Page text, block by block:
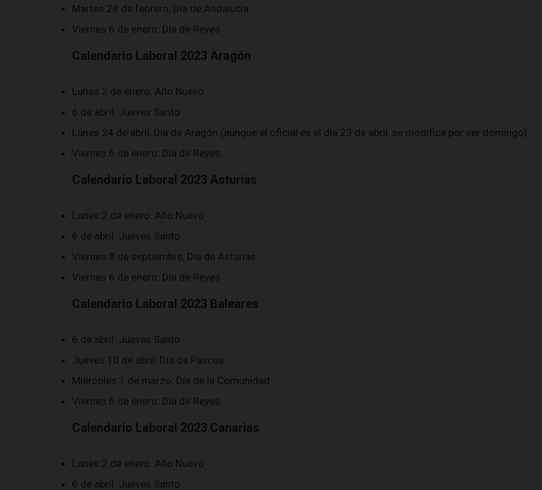
Martes 28 de febrero, Día de Andalucía
Viernes 6 de enero: Día de Reyes
Calendario Laboral 2023 Aragón
Lunes 2 de enero: Año Nuevo
6 de abril: Jueves Santo
Lunes 24 de abril, Día de Aragón (aunque el oficial es el día 23 de abril, se modifica por ser domingo)
Viernes 6 de enero: Día de Reyes
Calendario Laboral 2023 Asturias
Lunes 2 de enero: Año Nuevo
6 de abril: Jueves Santo
Viernes 8 de septiembre, Día de Asturias
Viernes 6 de enero: Día de Reyes
Calendario Laboral 2023 Baleares
6 de abril: Jueves Santo.
Jueves 10 de abril: Día de Pascua
Miércoles 1 de marzo: Día de la Comunidad
Viernes 6 de enero: Día de Reyes
Calendario Laboral 2023 Canarias
Lunes 2 de enero: Año Nuevo
6 de abril: Jueves Santo